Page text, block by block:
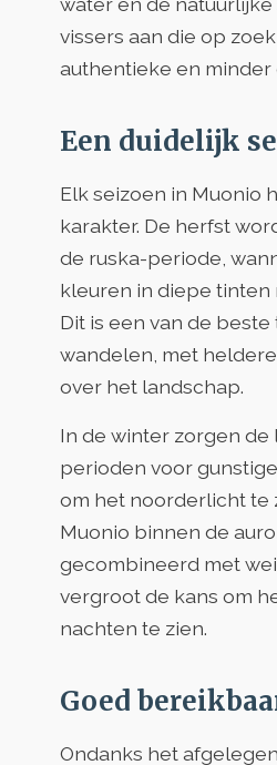
vissers aan die op
authentieke en minder
Een duidelijk
Elk seizoen in Muonio
karakter. De herfst
de ruska-periode,
kleuren in diepe tinten
Dit is een van de
wandelen, met
over het landschap.
In de winter zorgen
perioden voor
om het noorderlicht te
Muonio binnen de
gecombineerd met
vergroot de kans om
nachten te zien.
Goed
Ondanks het